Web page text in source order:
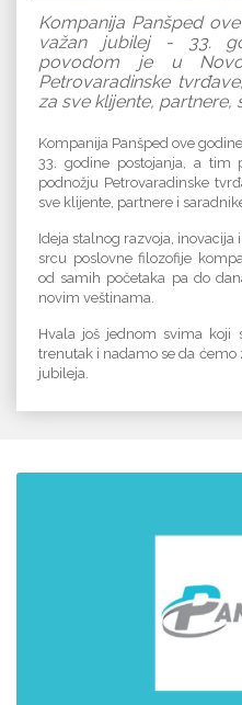
Kompanija Panšped
važan jubilej - 33.
povodom je u
Petrovaradinske
za sve klijente, partnere,
Kompanija Panšped ove
33. godine postojanja, a
podnožju Petrovaradinske
sve klijente, partnere i
Ideja stalnog razvoja,
srcu poslovne filozofije
od samih početaka pa do
novim veštinama.
Hvala još jednom svima koji
trenutak i nadamo se da ćemo
jubileja.